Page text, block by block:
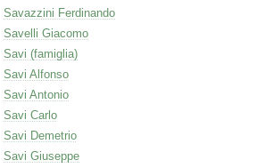
Savazzini Ferdinando
Savelli Giacomo
Savi (famiglia)
Savi Alfonso
Savi Antonio
Savi Carlo
Savi Demetrio
Savi Giuseppe